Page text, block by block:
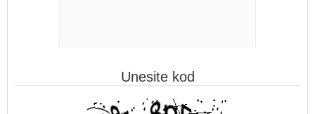
Unesite kod